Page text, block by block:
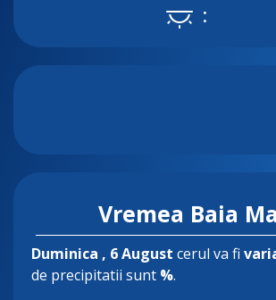
:
Vremea Baia
Duminica , 6 August cerul va fi
de precipitatii sunt %.